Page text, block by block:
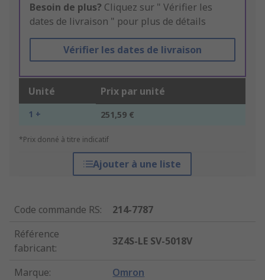
Besoin de plus? Cliquez sur " Vérifier les
dates de livraison " pour plus de détails
Vérifier les dates de livraison
Unité Prix par unité
1 + 251,59 €
*Prix donné à titre indicatif
Ajouter à une liste
Code commande RS:
214-7787
Référence
fabricant:
3Z4S-LE SV-5018V
Marque: Omron